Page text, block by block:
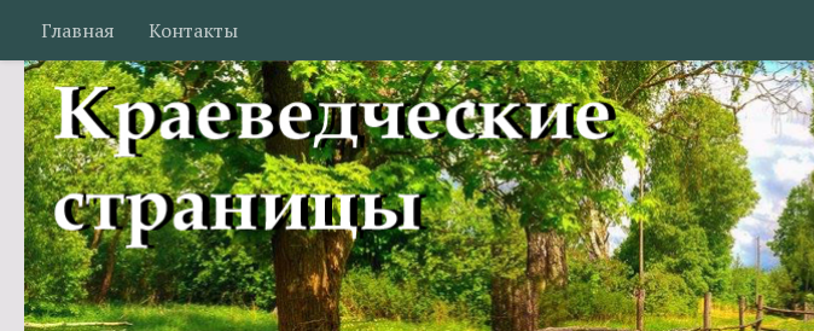
Перейти к содержимому
Главная Контакты